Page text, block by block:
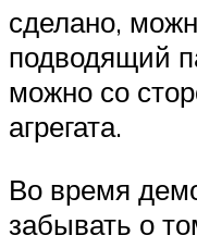
сделано,
подводящий
можно со
агрегата.
Во время
забывать о